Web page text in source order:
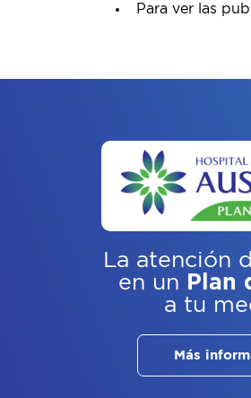
Para ver las
La atención
en un Plan
a tu
Más